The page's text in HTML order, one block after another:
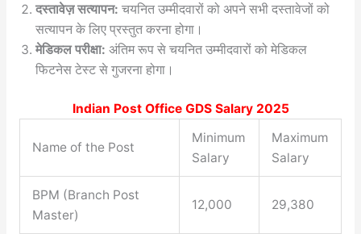
दस्तावेज़ सत्यापन: चयनित उम्मीदवारों को अपने सभी दस्तावेजों को
सत्यापन के लिए प्रस्तुत करना होगा।
मेडिकल परीक्षा: अंतिम रूप से चयनित उम्मीदवारों को मेडिकल
फिटनेस टेस्ट से गुजरना होगा।
Indian Post Office GDS Salary 2025
Name of the Post
Minimum
Salary
Maximum
Salary
BPM (Branch Post
Master)
12,000 29,380